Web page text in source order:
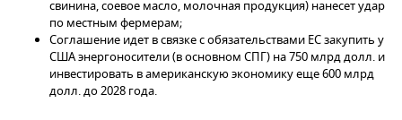
свинина, соевое масло, молочная продукция) нанесет удар
по местным фермерам;
Соглашение идет в связке с обязательствами ЕС закупить у
США энергоносители (в основном СПГ) на 750 млрд долл. и
инвестировать в американскую экономику еще 600 млрд
долл. до 2028 года.